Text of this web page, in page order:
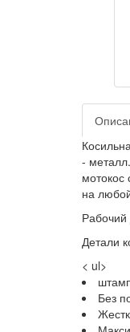
-
мотокос
на
Детали
< ul>
Без